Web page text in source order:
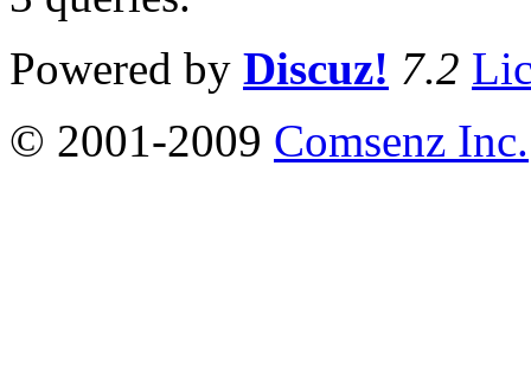
Powered by Discuz! 7.2
© 2001-2009 Comsenz Inc.